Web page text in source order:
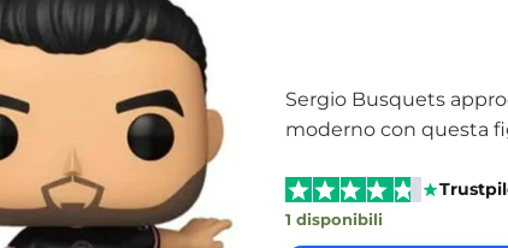
Sergio Busquets
moderno con questa
1 disponibili